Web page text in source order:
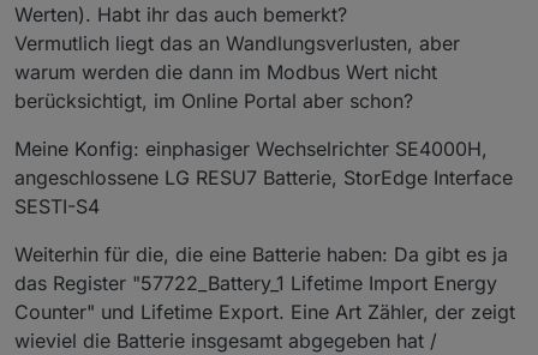
Werten). Habt ihr das auch bemerkt?
Vermutlich liegt das an Wandlungsverlusten, aber
warum werden die dann im Modbus Wert nicht
berücksichtigt, im Online Portal aber schon?
Meine Konfig: einphasiger Wechselrichter SE4000H,
angeschlossene LG RESU7 Batterie, StorEdge Interface
SESTI-S4
Weiterhin für die, die eine Batterie haben: Da gibt es ja
das Register "57722_Battery_1 Lifetime Import Energy
Counter" und Lifetime Export. Eine Art Zähler, der zeigt
wieviel die Batterie insgesamt abgegeben hat /